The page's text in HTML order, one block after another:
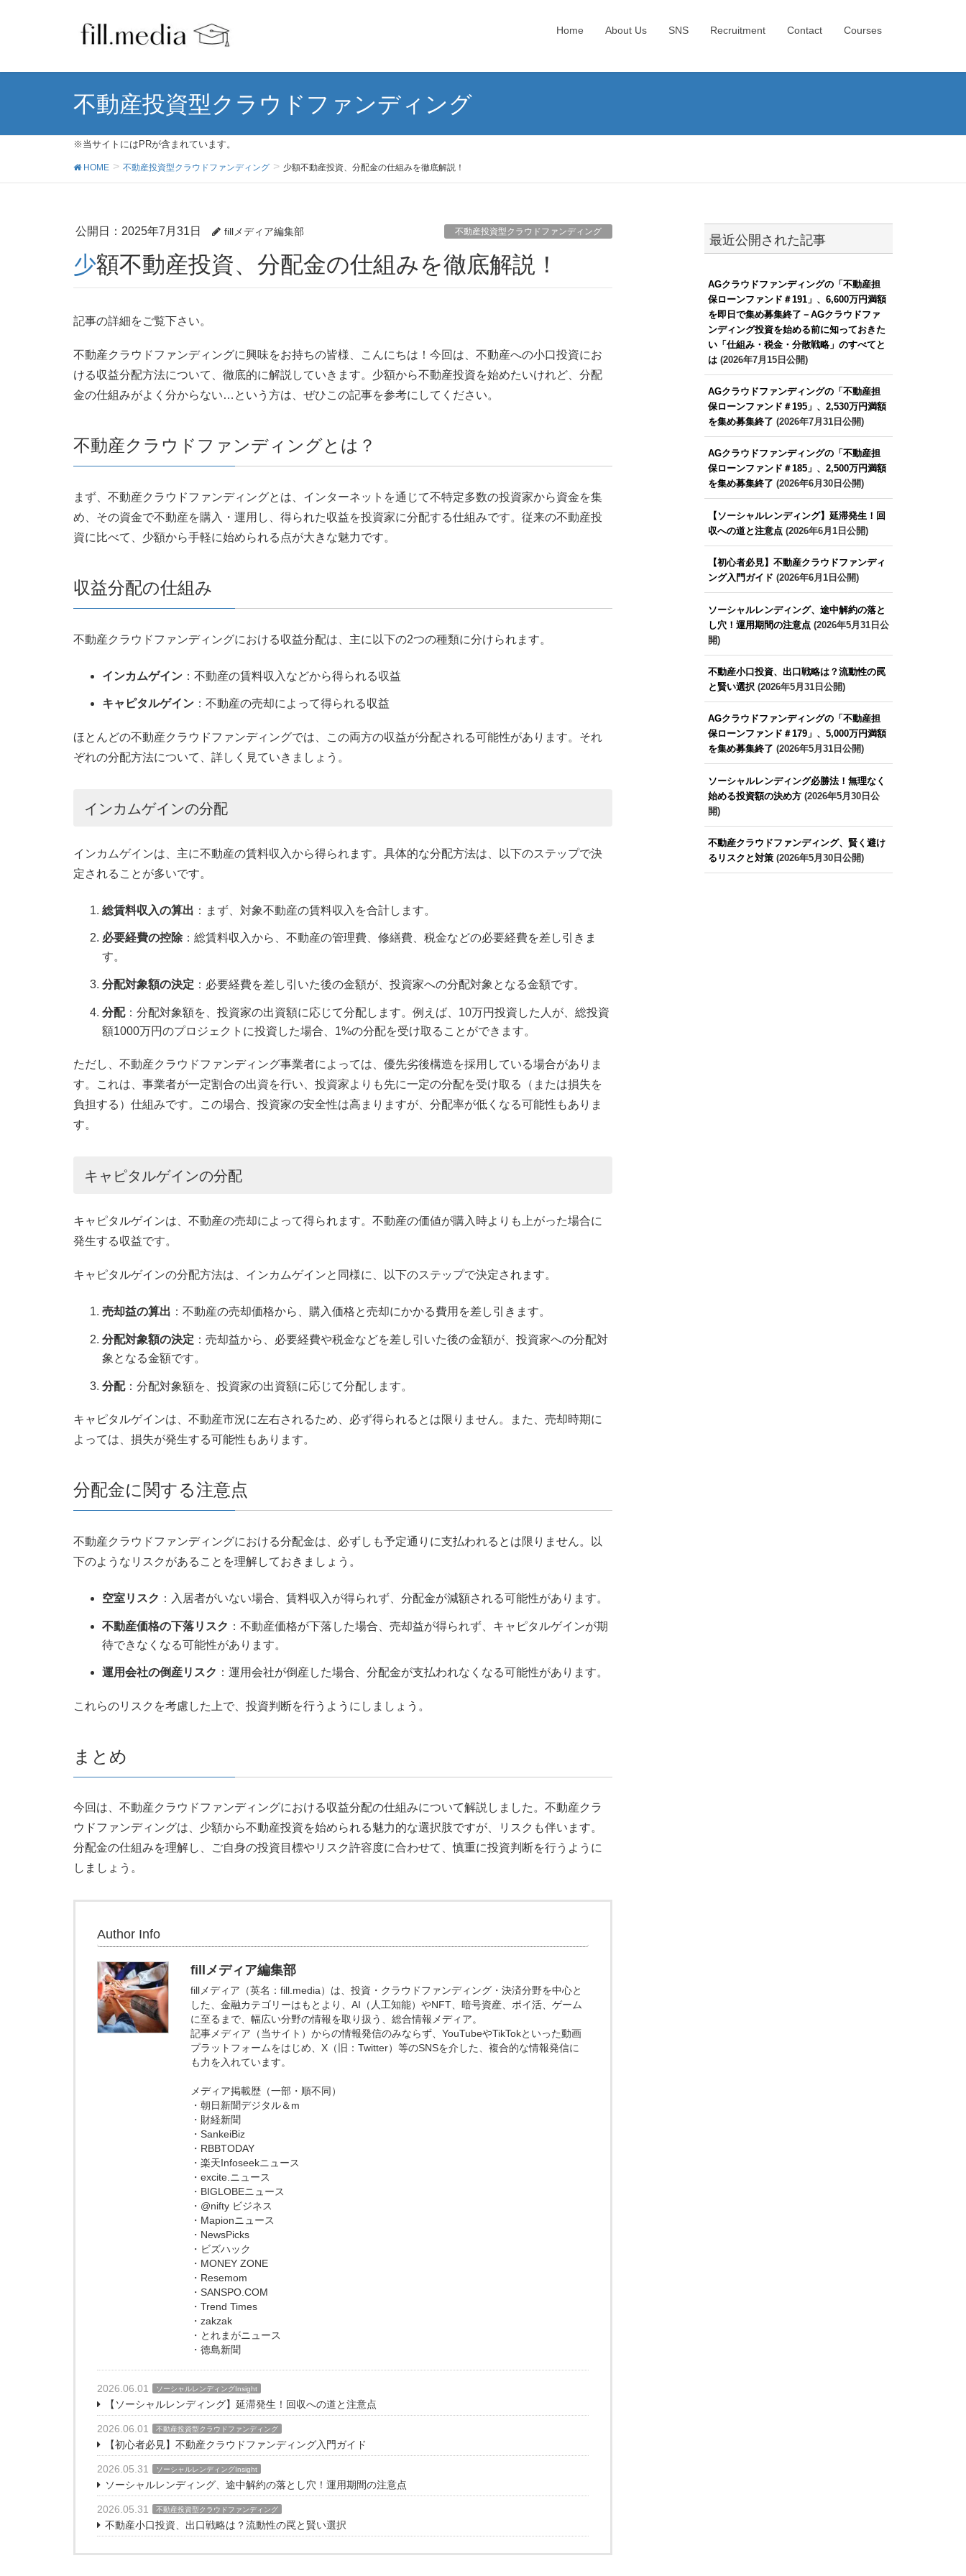
Home About Us SNS Recruitment Contact Courses
不動産投資型クラウドファンディング
※当サイトにはPRが含まれています。
HOME 不動産投資型クラウドファンディング 少額不動産投資、分配金の仕組みを徹底解説！
公開日： 2025年7月31日 fillメディア編集部 不動産投資型クラウドファンディング
少額不動産投資、分配金の仕組みを徹底解説！
記事の詳細をご覧下さい。
不動産クラウドファンディングに興味をお持ちの皆様、こんにちは！今回は、不動産への小口投資にお
ける収益分配方法について、徹底的に解説していきます。少額から不動産投資を始めたいけれど、分配
金の仕組みがよく分からない…という方は、ぜひこの記事を参考にしてください。
不動産クラウドファンディングとは？
まず、不動産クラウドファンディングとは、インターネットを通じて不特定多数の投資家から資金を集
め、その資金で不動産を購入・運用し、得られた収益を投資家に分配する仕組みです。従来の不動産投
資に比べて、少額から手軽に始められる点が大きな魅力です。
収益分配の仕組み
不動産クラウドファンディングにおける収益分配は、主に以下の2つの種類に分けられます。
インカムゲイン ：不動産の賃料収入などから得られる収益
キャピタルゲイン ：不動産の売却によって得られる収益
ほとんどの不動産クラウドファンディングでは、この両方の収益が分配される可能性があります。それ
ぞれの分配方法について、詳しく見ていきましょう。
インカムゲインの分配
インカムゲインは、主に不動産の賃料収入から得られます。具体的な分配方法は、以下のステップで決
定されることが多いです。
総賃料収入の算出 ：まず、対象不動産の賃料収入を合計します。
必要経費の控除：総賃料収入から、不動産の管理費、修繕費、税金などの必要経費を差し引きま
す。
分配対象額の決定 ：必要経費を差し引いた後の金額が、投資家への分配対象となる金額です。
分配：分配対象額を、投資家の出資額に応じて分配します。例えば、10万円投資した人が、総投資
額1000万円のプロジェクトに投資した場合、1%の分配を受け取ることができます。
ただし、不動産クラウドファンディング事業者によっては、優先劣後構造を採用している場合がありま
す。これは、事業者が一定割合の出資を行い、投資家よりも先に一定の分配を受け取る（または損失を
負担する）仕組みです。この場合、投資家の安全性は高まりますが、分配率が低くなる可能性もありま
す。
キャピタルゲインの分配
キャピタルゲインは、不動産の売却によって得られます。不動産の価値が購入時よりも上がった場合に
発生する収益です。
キャピタルゲインの分配方法は、インカムゲインと同様に、以下のステップで決定されます。
売却益の算出 ：不動産の売却価格から、購入価格と売却にかかる費用を差し引きます。
分配対象額の決定 ：売却益から、必要経費や税金などを差し引いた後の金額が、投資家への分配対
象となる金額です。
分配：分配対象額を、投資家の出資額に応じて分配します。
キャピタルゲインは、不動産市況に左右されるため、必ず得られるとは限りません。また、売却時期に
よっては、損失が発生する可能性もあります。
分配金に関する注意点
不動産クラウドファンディングにおける分配金は、必ずしも予定通りに支払われるとは限りません。以
下のようなリスクがあることを理解しておきましょう。
空室リスク ：入居者がいない場合、賃料収入が得られず、分配金が減額される可能性があります。
不動産価格の下落リスク ：不動産価格が下落した場合、売却益が得られず、キャピタルゲインが期
待できなくなる可能性があります。
運用会社の倒産リスク ：運用会社が倒産した場合、分配金が支払われなくなる可能性があります。
これらのリスクを考慮した上で、投資判断を行うようにしましょう。
まとめ
今回は、不動産クラウドファンディングにおける収益分配の仕組みについて解説しました。不動産クラ
ウドファンディングは、少額から不動産投資を始められる魅力的な選択肢ですが、リスクも伴います。
分配金の仕組みを理解し、ご自身の投資目標やリスク許容度に合わせて、慎重に投資判断を行うように
しましょう。
Author Info
fillメディア編集部
fillメディア（英名：fill.media）は、投資・クラウドファンディング・決済分野を中心と
した、金融カテゴリーはもとより、AI（人工知能）やNFT、暗号資産、ポイ活、ゲーム
に至るまで、幅広い分野の情報を取り扱う、総合情報メディア。
記事メディア（当サイト）からの情報発信のみならず、YouTubeやTikTokといった動画
プラットフォームをはじめ、X（旧：Twitter）等のSNSを介した、複合的な情報発信に
も力を入れています。
メディア掲載歴（一部・順不同）
・朝日新聞デジタル＆m
・財経新聞
・SankeiBiz
・RBBTODAY
・楽天Infoseekニュース
・excite.ニュース
・BIGLOBEニュース
・@nifty ビジネス
・Mapionニュース
・NewsPicks
・ビズハック
・MONEY ZONE
・Resemom
・SANSPO.COM
・Trend Times
・zakzak
・とれまがニュース
・徳島新聞
2026.06.01 ソーシャルレンディングInsight
【ソーシャルレンディング】延滞発生！回収への道と注意点
2026.06.01 不動産投資型クラウドファンディング
【初心者必見】不動産クラウドファンディング入門ガイド
2026.05.31 ソーシャルレンディングInsight
ソーシャルレンディング、途中解約の落とし穴！運用期間の注意点
2026.05.31 不動産投資型クラウドファンディング
不動産小口投資、出口戦略は？流動性の罠と賢い選択
最近公開された記事
AGクラウドファンディングの「不動産担
保ローンファンド＃191」、6,600万円満額
を即日で集め募集終了－AGクラウドファ
ンディング投資を始める前に知っておきた
い「仕組み・税金・分散戦略」のすべてと
は(2026年7月15日公開)
AGクラウドファンディングの「不動産担
保ローンファンド＃195」、2,530万円満額
を集め募集終了 (2026年7月31日公開)
AGクラウドファンディングの「不動産担
保ローンファンド＃185」、2,500万円満額
を集め募集終了 (2026年6月30日公開)
【ソーシャルレンディング】延滞発生！回
収への道と注意点(2026年6月1日公開)
【初心者必見】不動産クラウドファンディ
ング入門ガイド (2026年6月1日公開)
ソーシャルレンディング、途中解約の落と
し穴！運用期間の注意点(2026年5月31日公
開)
不動産小口投資、出口戦略は？流動性の罠
と賢い選択(2026年5月31日公開)
AGクラウドファンディングの「不動産担
保ローンファンド＃179」、5,000万円満額
を集め募集終了 (2026年5月31日公開)
ソーシャルレンディング必勝法！無理なく
始める投資額の決め方(2026年5月30日公
開)
不動産クラウドファンディング、賢く避け
るリスクと対策(2026年5月30日公開)